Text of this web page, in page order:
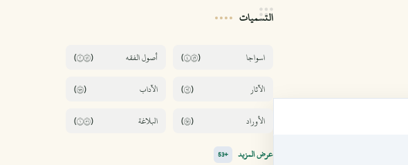
التسميات
(٤٩٤)
(٢٢٤)
(٢٦)
(٦٥١)
(١٥٢)
(١١٣)